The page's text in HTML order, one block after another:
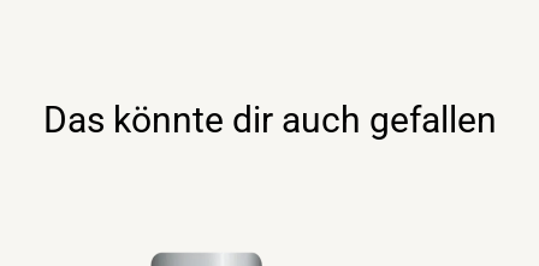
Das könnte dir auch gefallen